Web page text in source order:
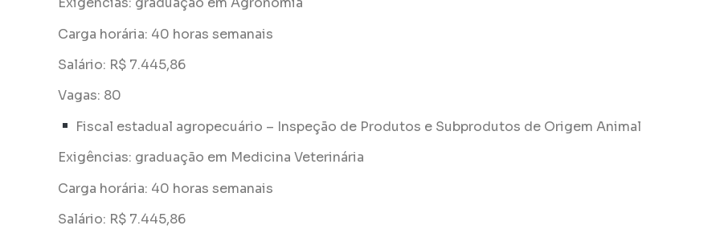
Carga horária: 40 horas semanais
Salário: R$ 7.445,86
Vagas: 80
Fiscal estadual agropecuário – Inspeção de Produtos e Subprodutos de Origem Animal
Exigências: graduação em Medicina Veterinária
Carga horária: 40 horas semanais
Salário: R$ 7.445,86